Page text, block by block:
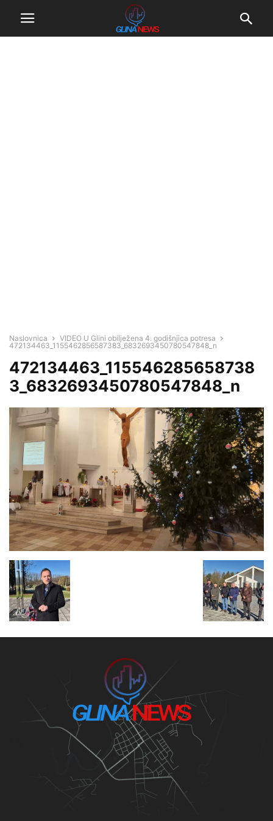
Naslovnica
VIDEO U Glini obilježena 4. godišnjica potresa
472134463_1155462856587383_6832693450780547848_n
472134463_115546285658738
3_6832693450780547848_n